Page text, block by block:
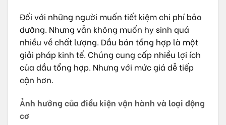
Đối với những người muốn tiết kiệm chi phí bảo
dưỡng. Nhưng vẫn không muốn hy sinh quá
nhiều về chất lượng. Dầu bán tổng hợp là một
giải pháp kinh tế. Chúng cung cấp nhiều lợi ích
của dầu tổng hợp. Nhưng với mức giá dễ tiếp
cận hơn.
Ảnh hưởng của điều kiện vận hành và loại động
cơ